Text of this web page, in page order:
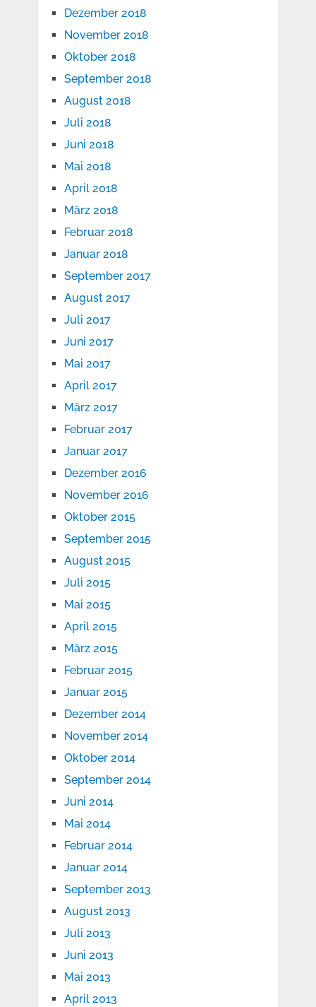
Dezember 2018
November 2018
Oktober 2018
September 2018
August 2018
Juli 2018
Juni 2018
Mai 2018
April 2018
März 2018
Februar 2018
Januar 2018
September 2017
August 2017
Juli 2017
Juni 2017
Mai 2017
April 2017
März 2017
Februar 2017
Januar 2017
Dezember 2016
November 2016
Oktober 2015
September 2015
August 2015
Juli 2015
Mai 2015
April 2015
März 2015
Februar 2015
Januar 2015
Dezember 2014
November 2014
Oktober 2014
September 2014
Juni 2014
Mai 2014
Februar 2014
Januar 2014
September 2013
August 2013
Juli 2013
Juni 2013
Mai 2013
April 2013